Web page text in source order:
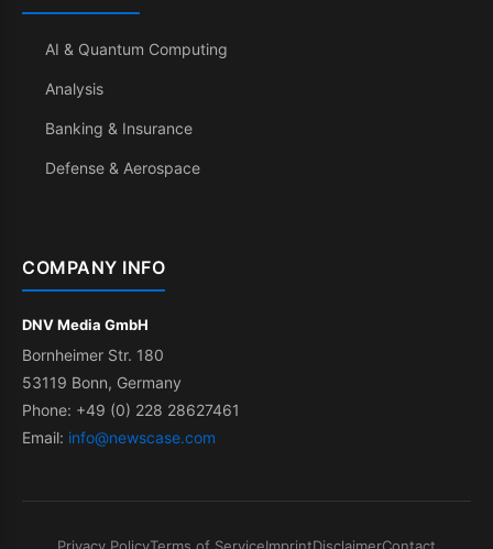
AI & Quantum Computing
Analysis
Banking & Insurance
Defense & Aerospace
COMPANY INFO
DNV Media GmbH
Bornheimer Str. 180
53119 Bonn, Germany
Phone: +49 (0) 228 28627461
Email: info@newscase.com